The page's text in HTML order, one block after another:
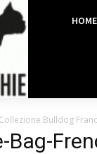
HOME
Collezione Bulldog
Bag-